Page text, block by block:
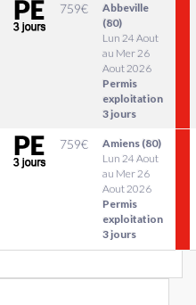
759€
Abbeville
(80)
Lun 24 Aout
au Mer 26
Aout 2026
Permis
exploitation
3 jours
759€
Amiens (80)
Lun 24 Aout
au Mer 26
Aout 2026
Permis
exploitation
3 jours